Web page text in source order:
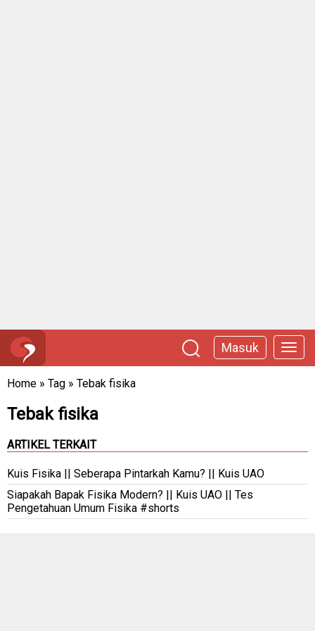
Masuk
Home » Tag » Tebak fisika
Tebak fisika
ARTIKEL TERKAIT
Kuis Fisika || Seberapa Pintarkah Kamu? || Kuis UAO
Siapakah Bapak Fisika Modern? || Kuis UAO || Tes
Pengetahuan Umum Fisika #shorts